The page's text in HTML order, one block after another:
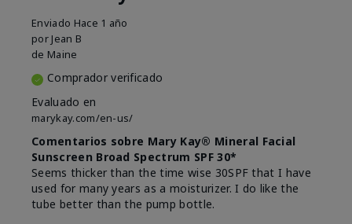
Enviado Hace 1 año
por Jean B
de Maine
Comprador verificado
Evaluado en
marykay.com/en-us/
Comentarios sobre Mary Kay® Mineral Facial
Sunscreen Broad Spectrum SPF 30*
Seems thicker than the time wise 30SPF that I have
used for many years as a moisturizer. I do like the
tube better than the pump bottle.